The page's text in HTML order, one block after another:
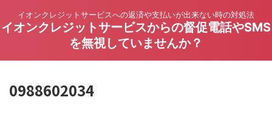
イオンクレジットサービスへの返済や支払いが出来ない時の対処法
イオンクレジットサービスからの督促電話やSMS
を無視していませんか？
0988602034